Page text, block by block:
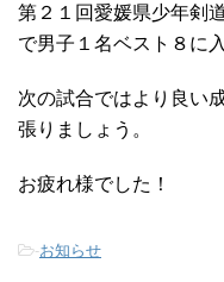
第２１回愛媛県少年剣
で男子１名ベスト８に
次の試合ではより良い
張りましょう。
お疲れ様でした！
-お知らせ